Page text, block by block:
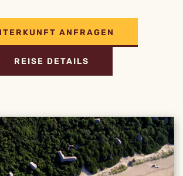
ANFRAGEN
REISE DETAILS